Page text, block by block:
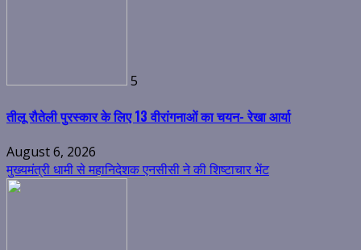
5
तीलू रौतेली पुरस्कार के लिए 13 वीरांगनाओं का चयन- रेखा आर्या
August 6, 2026
मुख्यमंत्री धामी से महानिदेशक एनसीसी ने की शिष्टाचार भेंट